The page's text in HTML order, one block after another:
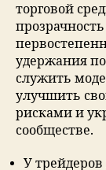
торговой
удержания
служить
улучшить
рисками и
сообществе.
У